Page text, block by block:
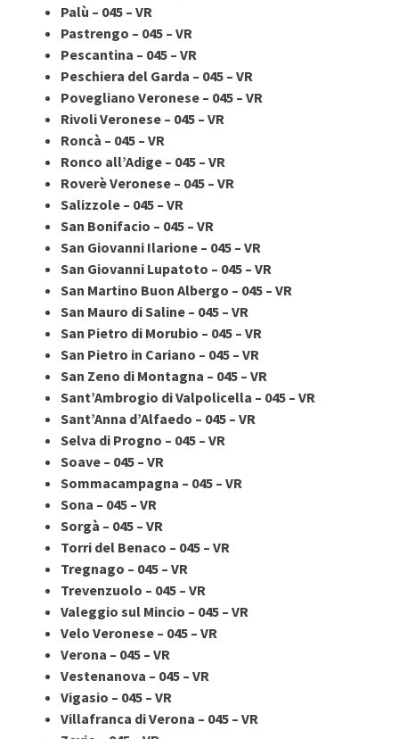
Palù – 045 – VR
Pastrengo – 045 – VR
Pescantina – 045 – VR
Peschiera del Garda – 045 – VR
Povegliano Veronese – 045 – VR
Rivoli Veronese – 045 – VR
Roncà – 045 – VR
Ronco all’Adige – 045 – VR
Roverè Veronese – 045 – VR
Salizzole – 045 – VR
San Bonifacio – 045 – VR
San Giovanni Ilarione – 045 – VR
San Giovanni Lupatoto – 045 – VR
San Martino Buon Albergo – 045 – VR
San Mauro di Saline – 045 – VR
San Pietro di Morubio – 045 – VR
San Pietro in Cariano – 045 – VR
San Zeno di Montagna – 045 – VR
Sant’Ambrogio di Valpolicella – 045 – VR
Sant’Anna d’Alfaedo – 045 – VR
Selva di Progno – 045 – VR
Soave – 045 – VR
Sommacampagna – 045 – VR
Sona – 045 – VR
Sorgà – 045 – VR
Torri del Benaco – 045 – VR
Tregnago – 045 – VR
Trevenzuolo – 045 – VR
Valeggio sul Mincio – 045 – VR
Velo Veronese – 045 – VR
Verona – 045 – VR
Vestenanova – 045 – VR
Vigasio – 045 – VR
Villafranca di Verona – 045 – VR